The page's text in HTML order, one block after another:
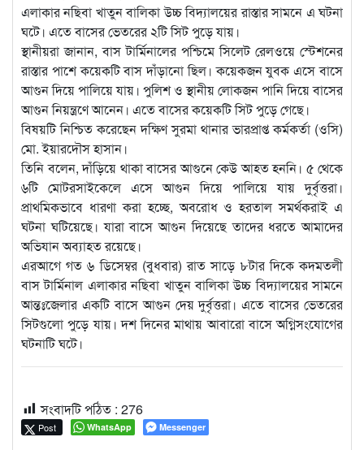
এলাকার নছিবা খাতুন বালিকা উচ্চ বিদ্যালয়ের রাস্তার সামনে এ ঘটনা
ঘটে। এতে বাসের ভেতরের ২টি সিট পুড়ে যায়।
স্থানীয়রা জানান, বাস টার্মিনালের পশ্চিমে সিলেট রেলওয়ে স্টেশনের
রাস্তার পাশে কয়েকটি বাস দাঁড়ানো ছিল। কয়েকজন যুবক এসে বাসে
আগুন দিয়ে পালিয়ে যায়। পুলিশ ও স্থানীয় লোকজন পানি দিয়ে বাসের
আগুন নিয়ন্ত্রণে আনেন। এতে বাসের কয়েকটি সিট পুড়ে গেছে।
বিষয়টি নিশ্চিত করেছেন দক্ষিণ সুরমা থানার ভারপ্রাপ্ত কর্মকর্তা (ওসি)
মো. ইয়ারদৌস হাসান।
তিনি বলেন, দাঁড়িয়ে থাকা বাসের আগুনে কেউ আহত হননি। ৫ থেকে
৬টি মোটরসাইকেলে এসে আগুন দিয়ে পালিয়ে যায় দুর্বৃত্তরা।
প্রাথমিকভাবে ধারণা করা হচ্ছে, অবরোধ ও হরতাল সমর্থকরাই এ
ঘটনা ঘটিয়েছে। যারা বাসে আগুন দিয়েছে তাদের ধরতে আমাদের
অভিযান অব্যাহত রয়েছে।
এরআগে গত ৬ ডিসেম্বর (বুধবার) রাত সাড়ে ৮টার দিকে কদমতলী
বাস টার্মিনাল এলাকার নছিবা খাতুন বালিকা উচ্চ বিদ্যালয়ের সামনে
আন্তঃজেলার একটি বাসে আগুন দেয় দুর্বৃত্তরা। এতে বাসের ভেতরের
সিটগুলো পুড়ে যায়। দশ দিনের মাথায় আবারো বাসে অগ্নিসংযোগের
ঘটনাটি ঘটে।
সংবাদটি পঠিত : 276
Post WhatsApp Messenger